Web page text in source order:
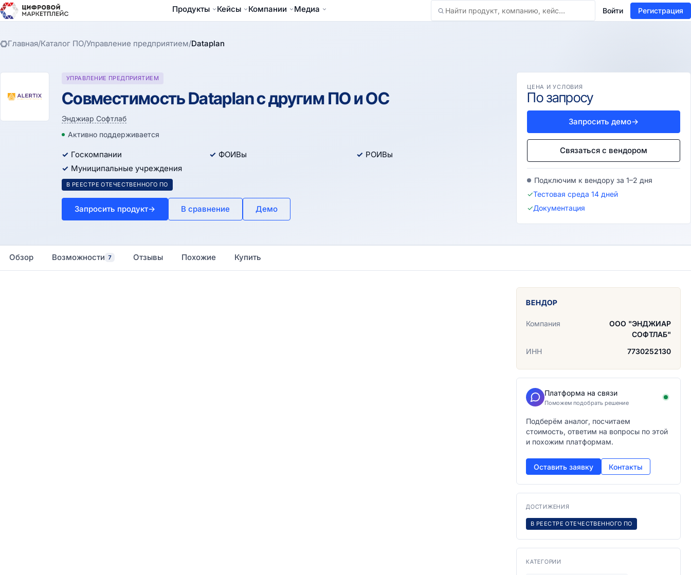
Продукты Кейсы Компании Медиа
Найти Войти Регистрация
Главная/Каталог ПО/Управление предприятием/Dataplan
УПРАВЛЕНИЕ ПРЕДПРИЯТИЕМ
Совместимость Dataplan с другим ПО и ОС
Энджиар Софтлаб
Активно поддерживается
Госкомпании ФОИВы
РОИВы
Муниципальные учреждения
В РЕЕСТРЕ ОТЕЧЕСТВЕННОГО ПО
Запросить продукт→ В сравнение Демо
ЦЕНА И УСЛОВИЯ
По запросу
Запросить демо→
Связаться с вендором
Подключим к вендору за 1–2 дня
✓Тестовая среда 14 дней
✓Документация
Обзор Возможности 7 Отзывы Похожие Купить
ВЕНДОР
Компания
ООО "ЭНДЖИАР
СОФТЛАБ"
ИНН
7730252130
Платформа на связи
Поможем подобрать решение
Подберём аналог, посчитаем
стоимость, ответим на вопросы по этой
и похожим платформам.
Оставить заявку Контакты
ДОСТИЖЕНИЯ
В РЕЕСТРЕ ОТЕЧЕСТВЕННОГО ПО
КАТЕГОРИИ